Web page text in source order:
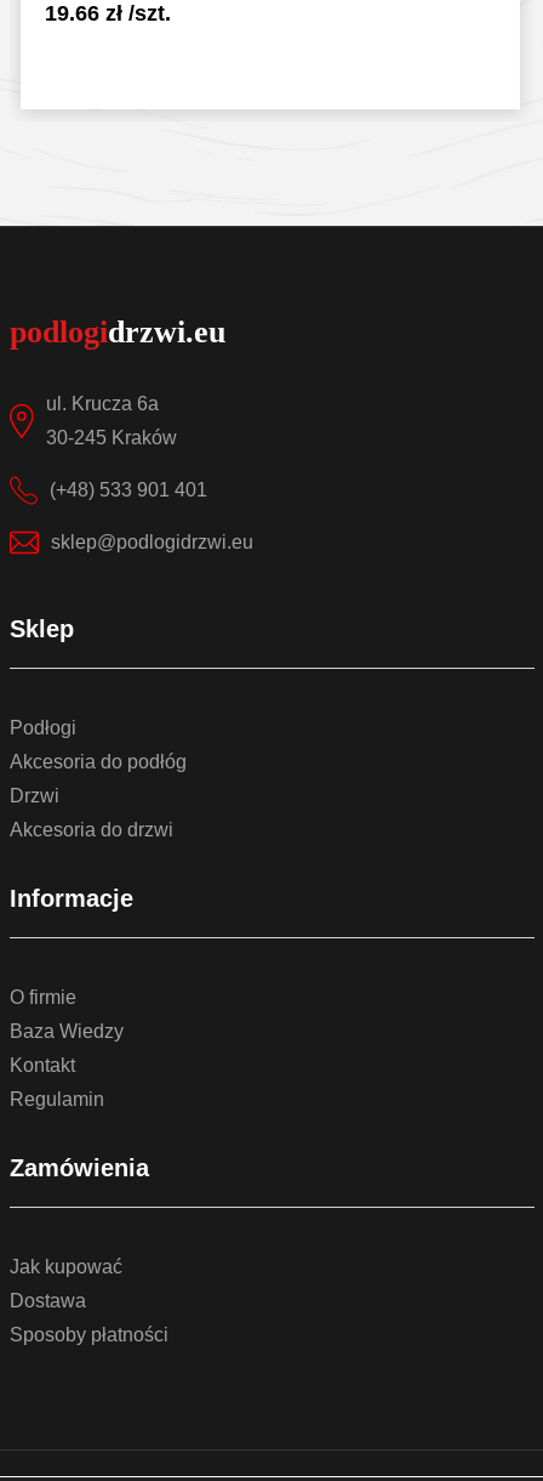
19.66 zł/szt.
ul. Krucza 6a
30-245 Kraków
(+48) 533 901 401
sklep@podlogidrzwi.eu
Sklep
Podłogi
Akcesoria do podłóg
Drzwi
Akcesoria do drzwi
Informacje
O firmie
Baza Wiedzy
Kontakt
Regulamin
Zamówienia
Jak kupować
Dostawa
Sposoby płatności